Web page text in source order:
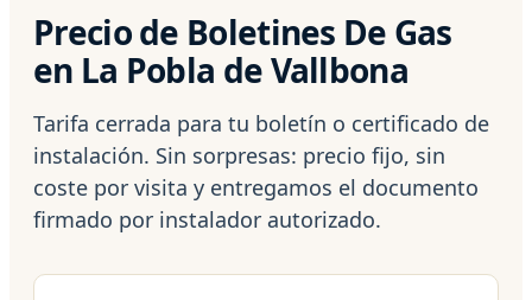
Precio de Boletines De Gas
en La Pobla de Vallbona
Tarifa cerrada para tu boletín o certificado de
instalación. Sin sorpresas: precio fijo, sin
coste por visita y entregamos el documento
firmado por instalador autorizado.